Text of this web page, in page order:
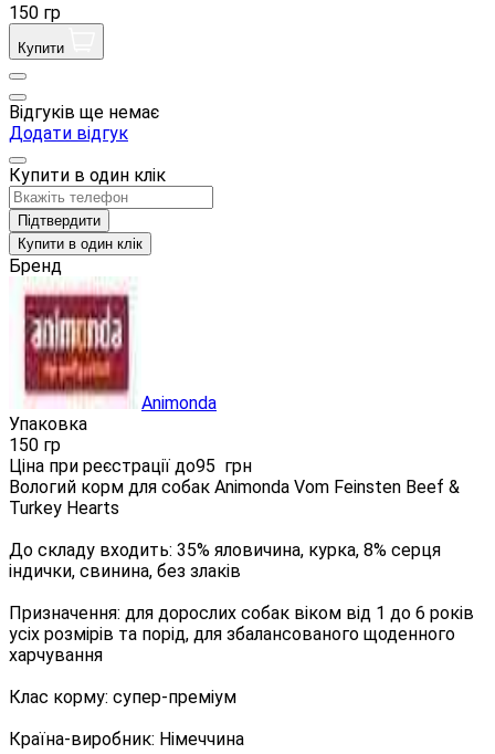
150 гр
Купити
Відгуків ще немає
Додати відгук
Купити в один клік
Підтвердити
Купити в один клік
Бренд
Animonda
Упаковка
150 гр
Ціна при реєстрації до95 грн
Вологий корм для собак Animonda Vom Feinsten Beef &
Turkey Hearts
До складу входить: 35% яловичина, курка, 8% серця
індички, свинина, без злаків
Призначення: для дорослих собак віком від 1 до 6 років
усіх розмірів та порід, для збалансованого щоденного
харчування
Клас корму: супер-преміум
Країна-виробник: Німеччина